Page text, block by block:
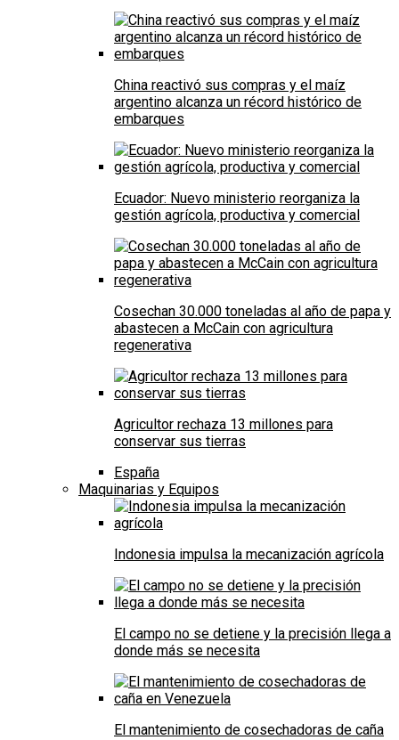
China reactivó sus compras y el maíz
argentino alcanza un récord histórico de
embarques
Ecuador: Nuevo ministerio reorganiza la
gestión agrícola, productiva y comercial
Cosechan 30.000 toneladas al año de papa y
abastecen a McCain con agricultura
regenerativa
Agricultor rechaza 13 millones para
conservar sus tierras
España
Maquinarias y Equipos
Indonesia impulsa la mecanización agrícola
El campo no se detiene y la precisión llega a
donde más se necesita
El mantenimiento de cosechadoras de caña